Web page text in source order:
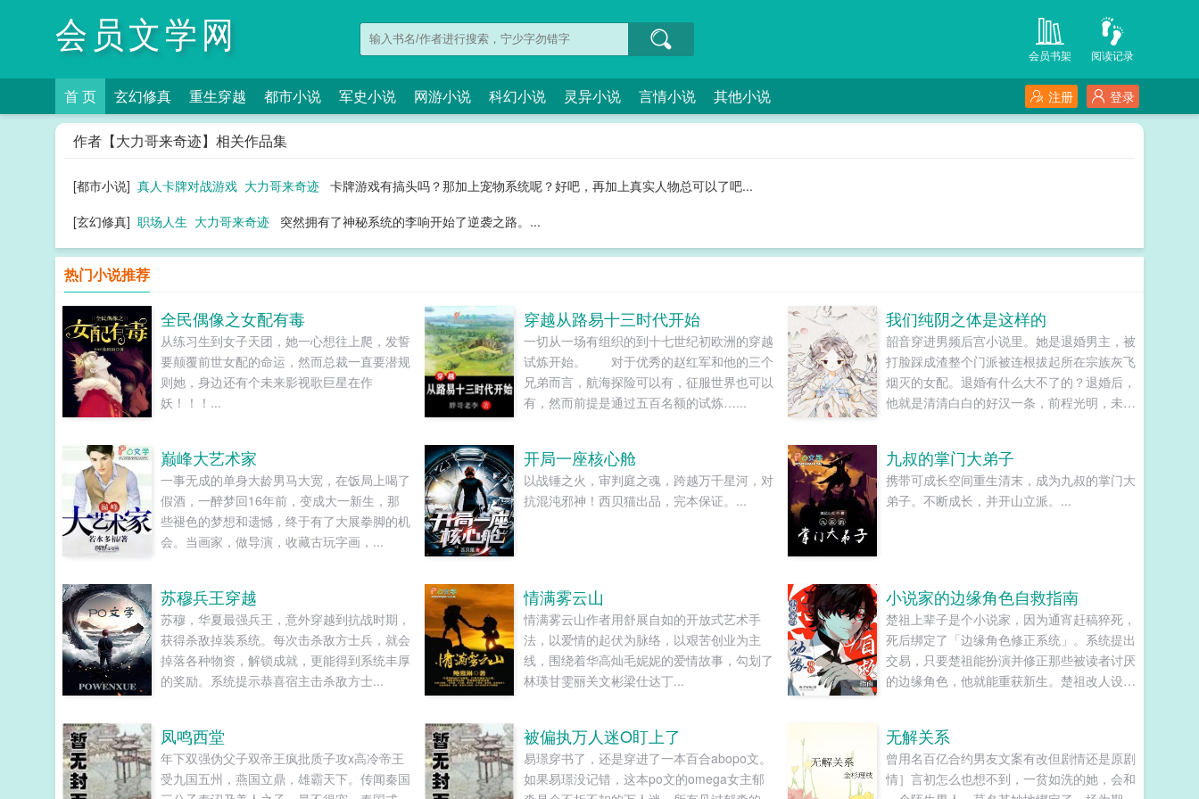
会员文学网 阅读记录
会员书架
首 页 玄幻修真 重生穿越 都市小说 军史小说 网游小说 科幻小说 灵异小说 言情小说 其他小说 登录
注册
作者【大力哥来奇迹】相关作品集
[都市小说] 真人卡牌对战游戏 大力哥来奇迹 卡牌游戏有搞头吗？那加上宠物系统呢？好吧，再加上真实人物总可以了吧...
[玄幻修真] 职场人生 大力哥来奇迹 突然拥有了神秘系统的李响开始了逆袭之路。...
热门小说推荐
全民偶像之女配有毒
从练习生到女子天团，她一心想往上爬，发誓
要颠覆前世女配的命运，然而总裁一直要潜规
则她，身边还有个未来影视歌巨星在作
妖！！！...
穿越从路易十三时代开始
一切从一场有组织的到十七世纪初欧洲的穿越
试炼开始。 对于优秀的赵红军和他的三个
兄弟而言，航海探险可以有，征服世界也可以
有，然而前提是通过五百名额的试炼…...
我们纯阴之体是这样的
韶音穿进男频后宫小说里。她是退婚男主，被
打脸踩成渣整个门派被连根拔起所在宗族灰飞
烟灭的女配。退婚有什么大不了的？退婚后，
他就是清清白白的好汉一条，前程光明，未来
后了五百年，饭给你做，衣服给你买，天材地
宝为你抢，你特么能不能看我一眼？...
巅峰大艺术家
一事无成的单身大龄男马大宽，在饭局上喝了
假酒，一醉梦回16年前，变成大一新生，那
些褪色的梦想和遗憾，终于有了大展拳脚的机
会。当画家，做导演，收藏古玩字画，...
开局一座核心舱
以战锤之火，审判庭之魂，跨越万千星河，对
抗混沌邪神！西贝猫出品，完本保证。...
九叔的掌门大弟子
携带可成长空间重生清末，成为九叔的掌门大
弟子。不断成长，并开山立派。...
苏穆兵王穿越
苏穆，华夏最强兵王，意外穿越到抗战时期，
获得杀敌掉装系统。每次击杀敌方士兵，就会
掉落各种物资，解锁成就，更能得到系统丰厚
的奖励。系统提示恭喜宿主击杀敌方士...
情满雾云山
情满雾云山作者用舒展自如的开放式艺术手
法，以爱情的起伏为脉络，以艰苦创业为主
线，围绕着华高灿毛妮妮的爱情故事，勾划了
林瑛甘雯丽关文彬梁仕达丁...
小说家的边缘角色自救指南
楚祖上辈子是个小说家，因为通宵赶稿猝死，
死后绑定了「边缘角色修正系统」。系统提出
交易，只要楚祖能扮演并修正那些被读者讨厌
的边缘角色，他就能重获新生。楚祖改人设是
难懂吗？还是读者A靠靠靠！早说是大佬的局
中局中局啊！！祖爹！对不起！是我说话太大
声了！！第二本读者B狗塑适可而止，就算你
凤鸣西堂
年下双强伪父子双帝王疯批质子攻x高冷帝王
受九国五州，燕国立鼎，雄霸天下。传闻秦国
被偏执万人迷O盯上了
易璟穿书了，还是穿进了一本百合abopo文。
如果易璟没记错，这本po文的omega女主郁
无解关系
曾用名百亿合约男友文案有改但剧情还是原剧
情］言初怎么也想不到，一贫如洗的她，会和